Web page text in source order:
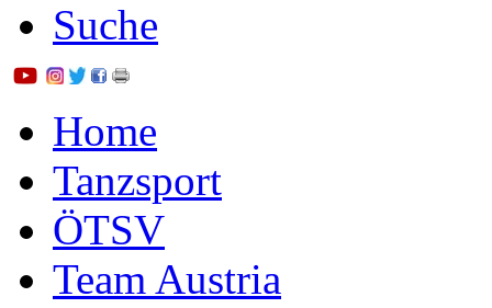
Suche
Home
Tanzsport
ÖTSV
Team Austria